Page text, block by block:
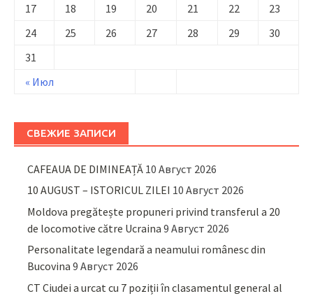
« Июл
17
18 19 20 21 22
23
24
25 26 27 28 29
30
31
СВЕЖИЕ ЗАПИСИ
CAFEAUA DE DIMINEAȚĂ 10 Август 2026
10 AUGUST – ISTORICUL ZILEI 10 Август 2026
Moldova pregătește propuneri privind transferul a 20
de locomotive către Ucraina 9 Август 2026
Personalitate legendară a neamului românesc din
Bucovina 9 Август 2026
CT Ciudei a urcat cu 7 poziții în clasamentul general al